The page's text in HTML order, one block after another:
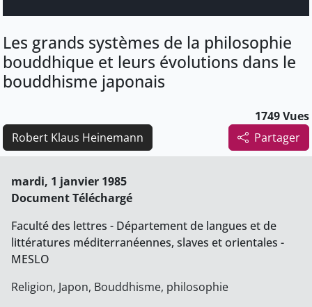
Les grands systèmes de la philosophie
bouddhique et leurs évolutions dans le
bouddhisme japonais
1749 Vues
Partager
Robert Klaus Heinemann
mardi, 1 janvier 1985
Document Téléchargé
Faculté des lettres - Département de langues et de
littératures méditerranéennes, slaves et orientales -
MESLO
Religion, Japon, Bouddhisme, philosophie